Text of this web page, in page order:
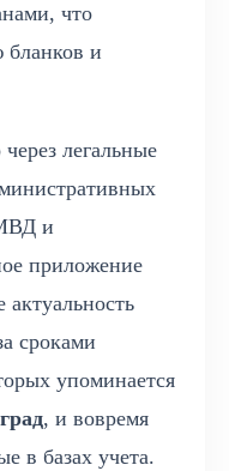
что
бланков и
легальные
и
приложение
сроками
упоминается
, и вовремя
в базах учета.